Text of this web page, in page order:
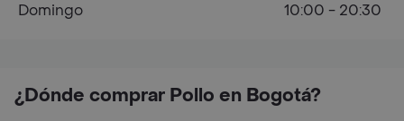
¿Dónde comprar Pollo en Bogotá?
Domingo
10:00 - 20:30